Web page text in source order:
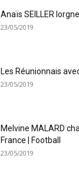
Anaïs SEILLER
23/05/2019
Les Réunionnais
23/05/2019
Melvine MALARD
France | Football
23/05/2019